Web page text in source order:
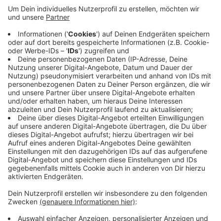
Anzeige
30 km Straßenrennen mit dem Rennrad standen heute
Vormittag auf dem Programm. Er hatte sich
vorgenommen es in unter einer Stunde zu schaffen-
und am Ende standen 54 Minuten und 30 Sekunden auf
der Uhr. In der Kategorie Männer 50+-59 landet er auf
Rang 20 von 26. Morgen und übermorgen tritt der
Dülmener noch im Badminton an.
Anzeige